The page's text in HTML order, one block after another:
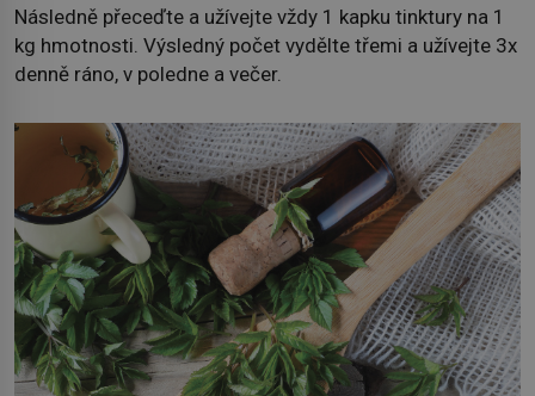
Následně přeceďte a užívejte vždy 1 kapku tinktury na 1
kg hmotnosti. Výsledný počet vydělte třemi a užívejte 3x
denně ráno, v poledne a večer.